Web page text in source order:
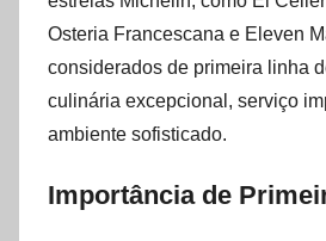
Osteria Francescana e Eleven
considerados de primeira linha
culinária excepcional, serviço
ambiente sofisticado.
Importância de